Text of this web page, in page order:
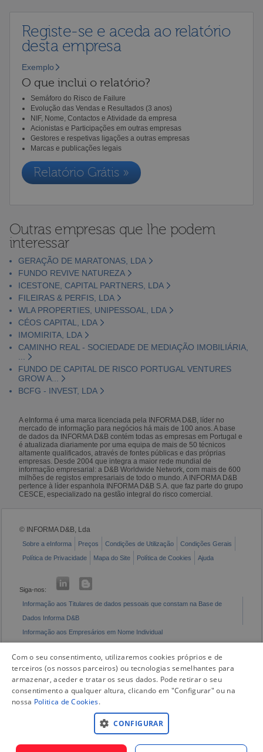
Registe-se e aceda ao relatório
desta empresa
Exemplo
O que inclui o relatório?
Semáforo do Risco de Failure
Evolução das Vendas e Resultados (3 anos)
NIF, Nome, Contactos e Atividade da empresa
Acionistas e Participações em outras empresas
Gestores e respetivas ligações a outras empresas
Marcas e publicações legais
Relatório Grátis »
Outras empresas que lhe podem
interessar
GERAÇÃO DE MARATONAS, LDA
FUNDO REVIVE NATUREZA
ICESTONE, CAPITAL PARTNERS, LDA
FILEIRAS & PERFIS, LDA
WLA PROPERTIES, UNIPESSOAL, LDA
CÉOS CAPITAL, LDA
IMOMIRITA, LDA
CAMINHO REAL - SOCIEDADE DE MEDIAÇÃO IMOBILIÁRIA,
FUNDO DE CAPITAL DE RISCO PORTUGAL VENTURES
GROW A...
BCFG - INVEST, LDA
A eInforma é uma marca licenciada pela INFORMA D&B, líder no
mercado de informação para negócios há mais de 100 anos. A base
de dados da INFORMA D&B contém todas as empresas em Portugal e
é atualizada diariamente por uma equipa de mais de 50 técnicos
altamente qualificados, através de fontes públicas e das próprias
empresas. Desde 2004 que integra a maior rede mundial de
informação empresarial: a D&B Worldwide Network, com mais de 600
milhões de registos empresariais de todo o mundo. A INFORMA D&B
pertence à líder espanhola INFORMA D&B S.A. que faz parte do grupo
CESCE, especializado na gestão integral do risco comercial.
© INFORMA D&B, Lda
Sobre a eInforma Preços Condições de Utilização
Condições Gerais
Política de Privacidade
Mapa do Site Política de Cookies Ajuda
Siga-nos:
Informação aos Titulares de dados pessoais que constam na Base de
Dados Informa D&B
Informação aos Empresários em Nome Individual
Com o seu consentimento, utilizaremos cookies próprios e de
terceiros (os nossos parceiros) ou tecnologias semelhantes para
armazenar, aceder e tratar os seus dados. Pode retirar o seu
consentimento a qualquer altura, clicando em "Configurar" ou na
nossa Politica de Cookies.
CONFIGURAR